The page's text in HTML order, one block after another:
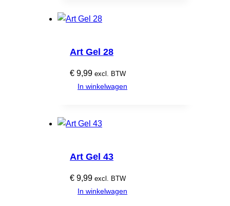
Art Gel 28
€ 9,99 excl. BTW
In winkelwagen
Art Gel 43
€ 9,99 excl. BTW
In winkelwagen